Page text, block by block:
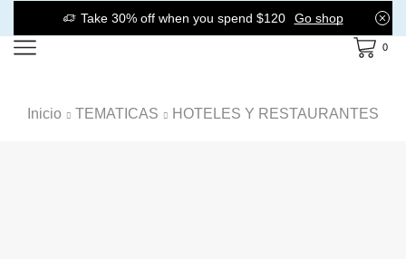
Take 30% off when you spend $120 Go shop
0
Inicio TEMATICAS HOTELES Y RESTAURANTES